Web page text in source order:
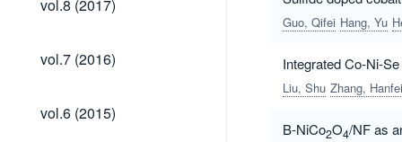
(2017)
vol.8 (2017)
vol.7
(2016)
vol.7 (2016)
vol.6
(2015)
vol.6 (2015)
Guo, Qifei Hang, Yu
Integrated Co-Ni-
Liu, Shu Zhang, Hanfei
B-NiCo2O4/NF as